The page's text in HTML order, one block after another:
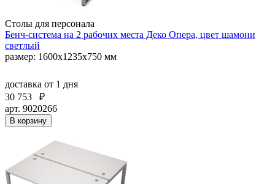
Столы для персонала
Бенч-система на 2 рабочих места Деко Опера, цвет шамони
светлый
размер: 1600х1235х750 мм
доставка от 1 дня
30 753
₽
арт. 9020266
В корзину